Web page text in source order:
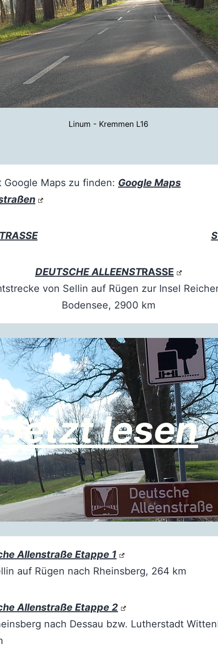
Linum - Kremmen L16
Google Maps zu finden: Google Maps
DEUTSCHE ALLEENSTRASSE
von Sellin auf Rügen zur Insel
Bodensee, 2900 km
Jetzt lesen
Allenstraße Etappe 1
auf Rügen nach Rheinsberg, 264 km
Allenstraße Etappe 2
nach Dessau bzw. Lutherstadt